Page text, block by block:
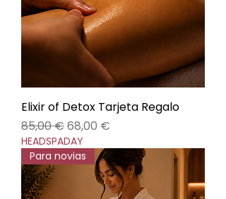
Elixir of Detox Tarjeta Regalo
Precio
85,00 €Precio de oferta
68,00 €
HEADSPADAY
Para novias